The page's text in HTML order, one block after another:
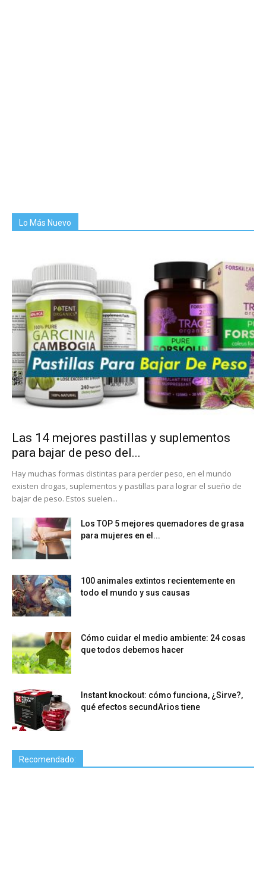
Lo Más Nuevo
Las 14 mejores pastillas y suplementos
para bajar de peso del...
Hay muchas formas distintas para perder peso, en el mundo
existen drogas, suplementos y pastillas para lograr el sueño de
bajar de peso. Estos suelen...
Los TOP 5 mejores quemadores de grasa
para mujeres en el...
100 animales extintos recientemente en
todo el mundo y sus causas
Cómo cuidar el medio ambiente: 24 cosas
que todos debemos hacer
Instant knockout: cómo funciona, ¿Sirve?,
qué efectos secundArios tiene
Recomendado: